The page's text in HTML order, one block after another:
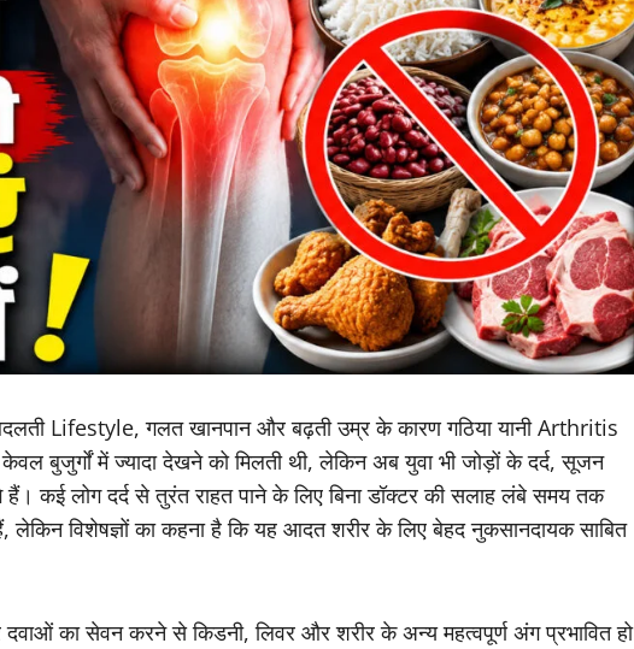
Lifestyle, गलत खानपान और बढ़ती उम्र के कारण गठिया यानी Arthritis
बुजुर्गों में ज्यादा देखने को मिलती थी, लेकिन अब युवा भी जोड़ों के दर्द, सूजन
लोग दर्द से तुरंत राहत पाने के लिए बिना डॉक्टर की सलाह लंबे समय तक
विशेषज्ञों का कहना है कि यह आदत शरीर के लिए बेहद नुकसानदायक साबित
दवाओं का सेवन करने से किडनी, लिवर और शरीर के अन्य महत्वपूर्ण अंग प्रभावित हो